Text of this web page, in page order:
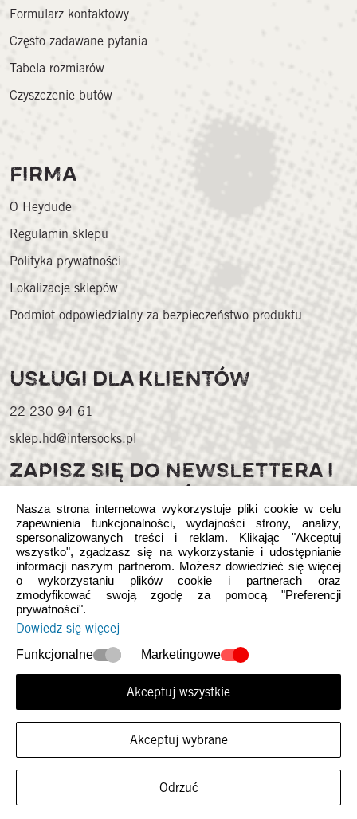
Formularz kontaktowy
Często zadawane pytania
Tabela rozmiarów
Czyszczenie butów
FIRMA
O Heydude
Regulamin sklepu
Polityka prywatności
Lokalizacje sklepów
Podmiot odpowiedzialny za bezpieczeństwo produktu
USŁUGI DLA KLIENTÓW
22 230 94 61
sklep.hd@intersocks.pl
ZAPISZ SIĘ DO NEWSLETTERA I
Śledź nas w mediach społecznościowych
© 2026 Heydude. Proszę zauważyć, że ta witryna jest niezależna od
ARKROD Sp. z o.o., autoryzowanego dystrybutora Crocs Europe B.V.
d/b/a Heydude.
Polityka prywatności
Nasza strona internetowa wykorzystuje pliki cookie w celu
zapewnienia funkcjonalności, wydajności strony, analizy,
spersonalizowanych treści i reklam. Klikając "Akceptuj
wszystko", zgadzasz się na wykorzystanie i udostępnianie
informacji naszym partnerom. Możesz dowiedzieć się więcej
o wykorzystaniu plików cookie i partnerach oraz
zmodyfikować swoją zgodę za pomocą "Preferencji
prywatności".
Dowiedz się więcej
Funkcjonalne Marketingowe
Akceptuj wszystkie
Akceptuj wybrane
Odrzuć